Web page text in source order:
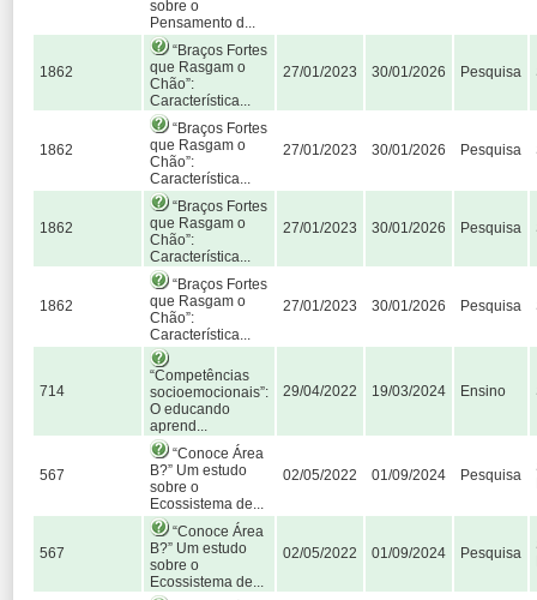
sobre o
Pensamento d...
1862
“Braços Fortes
que Rasgam o
Chão”:
Característica...
27/01/2023 30/01/2026 Pesquisa
1862
“Braços Fortes
que Rasgam o
Chão”:
Característica...
27/01/2023 30/01/2026 Pesquisa
1862
“Braços Fortes
que Rasgam o
Chão”:
Característica...
27/01/2023 30/01/2026 Pesquisa
1862
“Braços Fortes
que Rasgam o
Chão”:
Característica...
27/01/2023 30/01/2026 Pesquisa
714
“Competências
socioemocionais”:
O educando
aprend...
29/04/2022 19/03/2024 Ensino
567
“Conoce Área
B?” Um estudo
sobre o
Ecossistema de...
02/05/2022 01/09/2024 Pesquisa
567
“Conoce Área
B?” Um estudo
sobre o
Ecossistema de...
02/05/2022 01/09/2024 Pesquisa